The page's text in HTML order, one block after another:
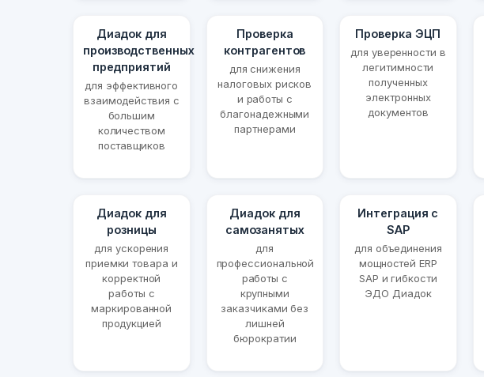
Диадок для
производственных
предприятий
для эффективного
взаимодействия с
большим
количеством
поставщиков
Проверка
контрагентов
для снижения
налоговых рисков
и работы с
благонадежными
партнерами
Проверка ЭЦП
для уверенности в
легитимности
полученных
электронных
документов
Диадок для
розницы
для ускорения
приемки товара и
корректной
работы с
маркированной
продукцией
Диадок для
самозанятых
для
профессиональной
работы с
крупными
заказчиками без
лишней
бюрократии
Интеграция с
SAP
для объединения
мощностей ERP
SAP и гибкости
ЭДО Диадок